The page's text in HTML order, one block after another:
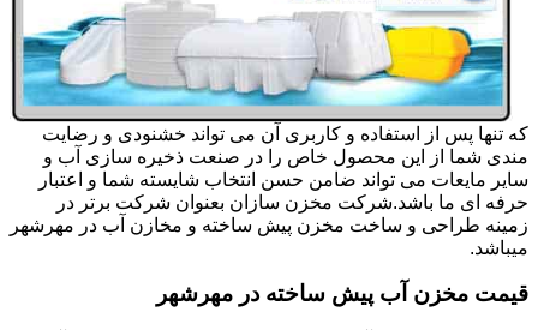
که تنها پس از استفاده و کاربری آن می تواند خشنودی و رضایت
مندی شما از این محصول خاص را در صنعت ذخیره سازی آب و
سایر مایعات می تواند ضامن حسن انتخاب شایسته شما و اعتبار
حرفه ای ما باشد.شرکت مخزن سازان بعنوان شرکت برتر در
زمینه طراحی و ساخت مخزن پیش ساخته و مخازن آب در مهرشهر
میباشد.
قیمت مخزن آب پیش ساخته در مهرشهر